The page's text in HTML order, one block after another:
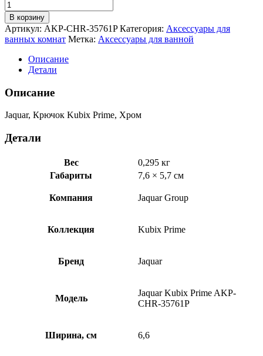
Количество
товара
Jaquar,
Крючок
Kubix
Prime,
Хром
CHR-
35761P
В корзину
Артикул: AKP-CHR-35761P Категория: Аксессуары для
ванных комнат Метка: Аксессуары для ванной
Описание
Детали
Описание
Jaquar, Крючок Kubix Prime, Хром
Детали
Вес
0,295 кг
Габариты
7,6 × 5,7 см
Компания Jaquar Group
Коллекция Kubix Prime
Бренд Jaquar
Модель
Jaquar Kubix Prime AKP-
CHR-35761P
Ширина, см 6,6